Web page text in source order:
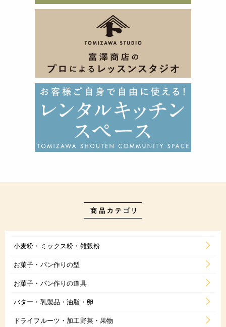
小麦粉・ミックス粉・雑穀粉
お菓子・パン作りの型
お菓子・パン作りの道具
バター・乳製品・油脂・卵
ドライフルーツ・加工野菜・果物